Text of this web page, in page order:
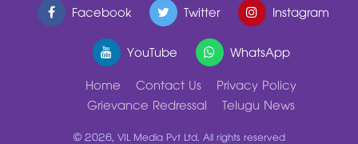
Facebook Twitter
Instagram
YouTube
WhatsApp
Home
Contact Us
Privacy Policy
Grievance Redressal
Telugu News
© 2026, VIL Media Pvt Ltd. All rights reserved